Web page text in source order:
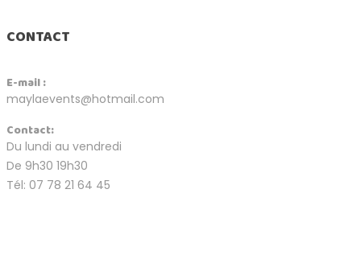
CONTACT
E-mail :
maylaevents@hotmail.com
Contact:
Du lundi au vendredi
De 9h30 19h30
Tél: 07 78 21 64 45